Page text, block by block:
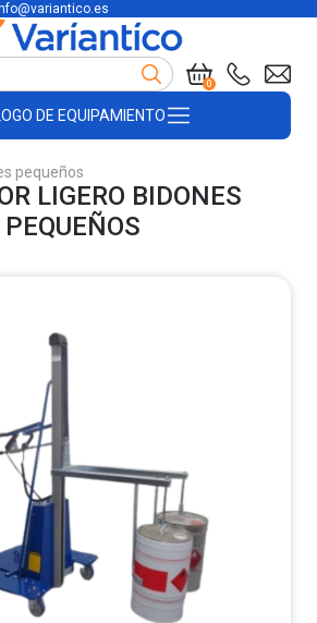
0
DE EQUIPAMIENTO
para carretillas
Útiles de almacén
de plástico y madera
Encofrado
pequeños
LIGERO BIDONES
PEQUEÑOS